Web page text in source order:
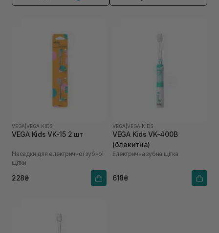
VEGA |VEGA KIDS
VEGA Kids VK-15 2 шт
Насадки для електричної зубної
щітки
228₴
VEGA |VEGA KIDS
VEGA Kids VK-400B
(блакитна)
Електрична зубна щітка
618₴